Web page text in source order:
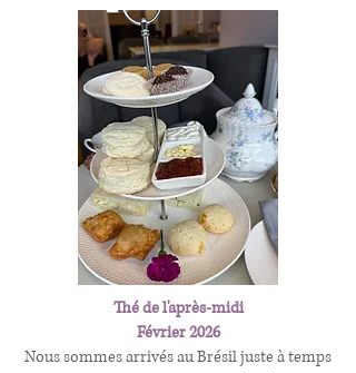
Thé de l'après-midi
Février 2026
Nous sommes arrivés au Brésil juste à temps